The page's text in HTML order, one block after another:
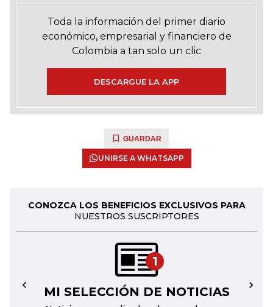
Toda la información del primer diario
económico, empresarial y financiero de
Colombia a tan solo un clic
DESCARGUE LA APP
GUARDAR
UNIRSE A WHATSAPP
CONOZCA LOS BENEFICIOS EXCLUSIVOS PARA
NUESTROS SUSCRIPTORES
1
MI SELECCIÓN DE NOTICIAS
← →